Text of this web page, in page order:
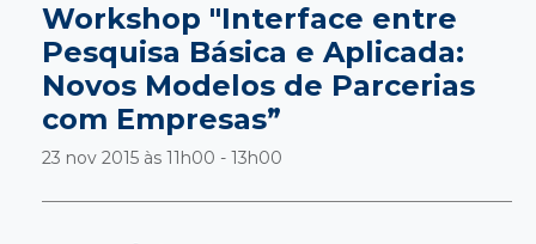
Workshop "Interface entre
Pesquisa Básica e Aplicada:
Novos Modelos de Parcerias
com Empresas”
23 nov 2015 às 11h00 - 13h00